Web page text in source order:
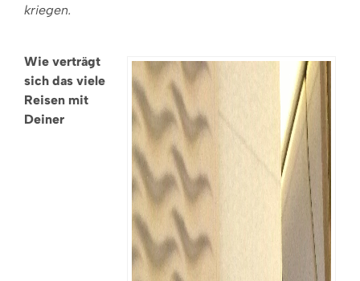
kriegen.
Wie verträgt
sich das viele
Reisen mit
Deiner